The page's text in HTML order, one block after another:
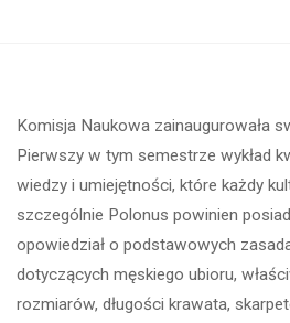
Komisja Naukowa zainaugurowała
Pierwszy w tym semestrze wykład
wiedzy i umiejętności, które każdy
szczególnie Polonus powinien
opowiedział o podstawowych
dotyczących męskiego ubioru,
rozmiarów, długości krawata,